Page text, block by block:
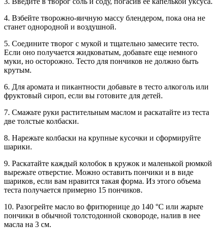
4. Взбейте творожно-яичную массу блендером, пока она не
станет однородной и воздушной.
5. Соедините творог с мукой и тщательно замесите тесто.
Если оно получается жидковатым, добавьте еще немного
муки, но осторожно. Тесто для пончиков не должно быть
крутым.
6. Для аромата и пикантности добавьте в тесто алкоголь или
фруктовый сироп, если вы готовите для детей.
7. Смажьте руки растительным маслом и раскатайте из теста
две толстые колбаски.
8. Нарежьте колбаски на крупные кусочки и сформируйте
шарики.
9. Раскатайте каждый колобок в кружок и маленькой рюмкой
вырежьте отверстие. Можно оставить пончики и в виде
шариков, если вам нравится такая форма. Из этого объема
теста получается примерно 15 пончиков.
10. Разогрейте масло во фритюрнице до 140 °С или жарьте
пончики в обычной толстодонной сковороде, налив в нее
масла на 3 см.